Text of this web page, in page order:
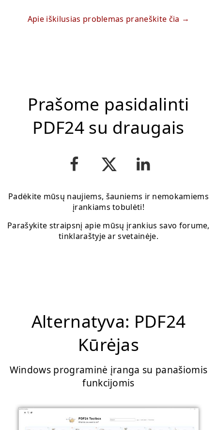
Apie iškilusias problemas praneškite čia
Prašome pasidalinti
PDF24 su draugais
Padėkite mūsų naujiems, šauniems ir nemokamiems
įrankiams tobulėti!
Parašykite straipsnį apie mūsų įrankius savo forume,
tinklaraštyje ar svetainėje.
Alternatyva: PDF24
Kūrėjas
Windows programinė įranga su panašiomis
funkcijomis